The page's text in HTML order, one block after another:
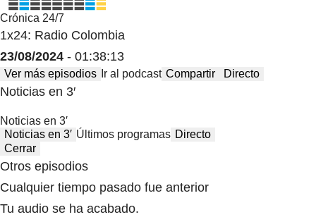
Crónica 24/7
1x24: Radio Colombia
23/08/2024 - 01:38:13
Ver más episodios Ir al podcast Compartir Directo
Noticias en 3′
Noticias en 3′
Noticias en 3′ Últimos programas Directo
Cerrar
Otros episodios
Cualquier tiempo pasado fue anterior
Tu audio se ha acabado.